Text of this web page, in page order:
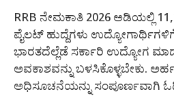
RRB ನೇಮಕಾತಿ 2026 ಅಡಿಯಲ್ಲಿ
ಪೈಲಟ್ ಹುದ್ದೆಗಳು
ಭಾರತದೆಲ್ಲೆಡೆ ಸರ್ಕಾರಿ ಉದ್ಯೋಗ
ಅವಕಾಶವನ್ನು ಬಳಸಿಕೊಳ್ಳಬೇಕು.
ಅಧಿಸೂಚನೆಯನ್ನು ಸಂಪೂರ್ಣವಾಗಿ